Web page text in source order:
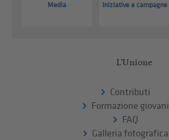
Media Iniziative e campagne
L'Unione
Contributi
Formazione giovani
FAQ
Galleria fotografica